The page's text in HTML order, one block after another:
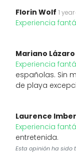
Florin Wolf 1
Experiencia
Mariano Lázaro
Experiencia
españolas. Sin
de playa
Laurence
Experiencia
entretenida.
Esta opinión ha